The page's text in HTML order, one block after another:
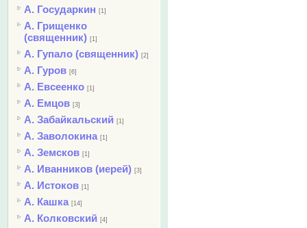
А. Государкин [1]
А. Грищенко
(священник) [1]
А. Гупало (священник) [2]
А. Гуров [6]
А. Евсеенко [1]
А. Емцов [3]
А. Забайкальский [1]
А. Заволокина [1]
А. Земсков [1]
А. Иванников (иерей) [3]
А. Истоков [1]
А. Кашка [14]
А. Колковский [4]